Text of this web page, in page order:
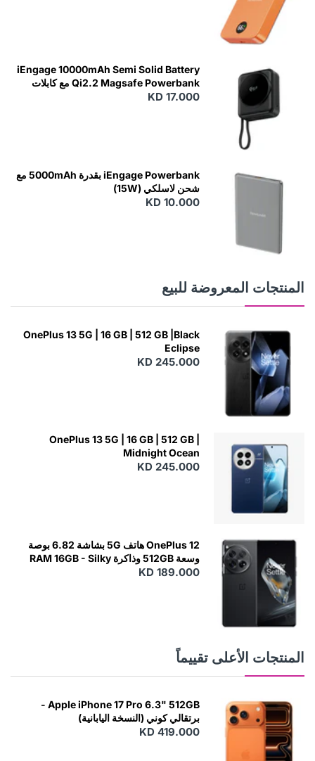
iEngage 10000mAh Semi Solid Battery
Qi2.2 Magsafe Powerbank مع كابلات
مدمجة
KD 17.000
iEngage Powerbank بقدرة 5000mAh مع
شحن لاسلكي (15W)
KD 10.000
المنتجات المعروضة للبيع
OnePlus 13 5G | 16 GB | 512 GB |Black
Eclipse
KD 245.000
OnePlus 13 5G | 16 GB | 512 GB |
Midnight Ocean
KD 245.000
OnePlus 12 هاتف 5G بشاشة 6.82 بوصة
وسعة 512GB وذاكرة RAM 16GB - Silky
Black
KD 189.000
المنتجات الأعلى تقييماً
Apple iPhone 17 Pro 6.3" 512GB -
برتقالي كوني (النسخة اليابانية)
KD 419.000